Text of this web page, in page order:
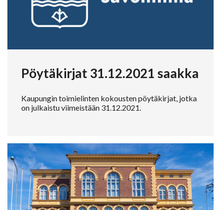
Pöytäkirjat 31.12.2021 saakka
Kaupungin toimielinten kokousten pöytäkirjat, jotka
on julkaistu viimeistään 31.12.2021.